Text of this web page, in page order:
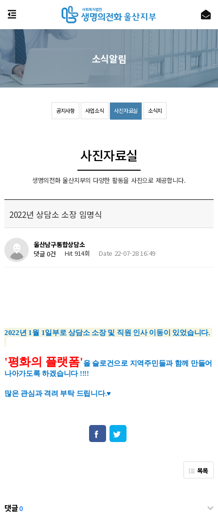
공지사항 사업소식 사진자료실 소식지
소식알림
사진자료실
생명의전화 울산지부의 다양한 활동을 사진으로 제공합니다.
2022년 상담소 소장 임명식
울산남구통합상담소
댓글 0건
Hit 914회 Date 22-07-28 16:49
2022년 1월 1일부로 상담소 소장 및 직원 인사 이동이 있었습니다..
.
'평화의 플랫폼'을 슬로건으로 지역주민들과 함께 만들어
나아가도록 하겠습니다 !!!!
많은 관심과 격려 부탁 드립니다.♥
목록
댓글0